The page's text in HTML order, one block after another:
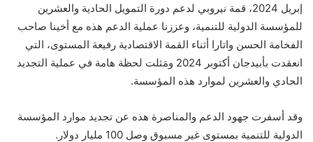
إبريل 2024، قمة نيروبي لدعم دورة التمويل الحادية والعشرين
للمؤسسة الدولية للتنمية، وعززنا عملية الدعم هذه مع أخينا صاحب
الفخامة الحسن واتارا أثناء القمة الاقتصادية رفيعة المستوى، التي
انعقدت بأبيدجان أكتوبر 2024 ومَثلت لحظة هامة في عملية التجديد
الحادي والعشرين لموارد هذه المؤسسة.
وقد أسفرت جهود الدعم والمناصرة هذه عن تجديد موارد المؤسسة
الدولية للتنمية بمستوى غير مسبوق وصل 100 مليار دولار.